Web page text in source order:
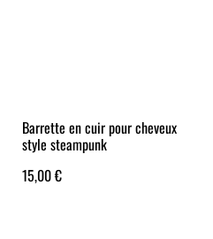
Barrette en cuir pour cheveux
style steampunk
15,00 €